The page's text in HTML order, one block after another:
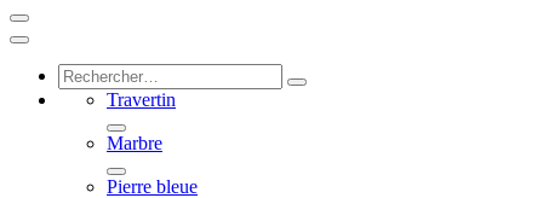
Travertin
Marbre
Pierre bleue